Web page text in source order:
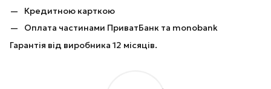
Кредитною карткою
Оплата частинами ПриватБанк та monobank
Гарантія від виробника 12 місяців.